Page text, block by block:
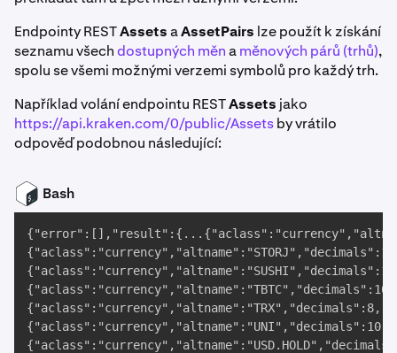
Endpointy RESTAssetsaAssetPairs lze použít k získání
seznamu všechdostupných měnaměnových párů (trhů),
spolu se všemi možnými verzemi symbolů pro každý trh.
Například volání endpointu RESTAssets jako
https://api.kraken.com/0/public/Assetsby vrátilo
odpověď podobnou následující:
Bash